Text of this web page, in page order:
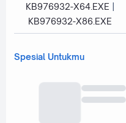
KB976932-X64.EXE
KB976932-X86.EXE
Spesial Untukmu